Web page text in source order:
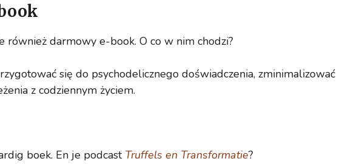
również darmowy e-book. O co w nim chodzi?
się do psychodelicznego doświadczenia, zminimalizować
z codziennym życiem.
boek. En je podcast Truffels en Transformatie?